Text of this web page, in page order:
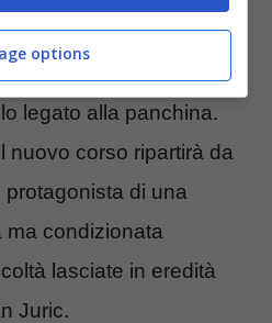
affrontare sarà
legato alla panchina.
nuovo corso ripartirà da
protagonista di una
ma condizionata
lasciate in eredità
Juric.
options